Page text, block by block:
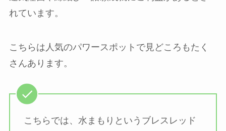
れています。
こちらは人気のパワースポットで見どころもたく
さんあります。
こちらでは、水まもりというブレスレッド